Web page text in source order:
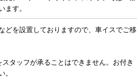
す。
どを設置しておりますので、車イスでご移
タッフが承ることはできません。お付き